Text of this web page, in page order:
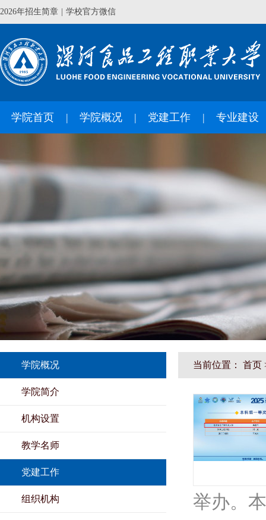
2026年招生简章 学校官方微信
学院首页 学院概况 党建工作 专业建设
学院概况
学院简介
机构设置
教学名师
党建工作
组织机构
当前位置： 首页
举办。